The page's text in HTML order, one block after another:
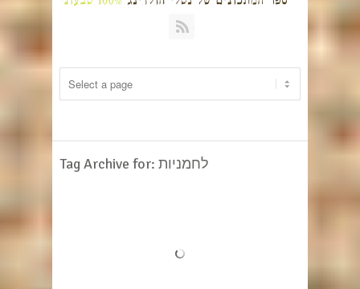
Tag Archive for: לחמניות